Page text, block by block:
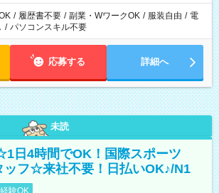
/ 履歴書不要 / 副業・WワークOK / 服装自由 / 電
/ パソコンスキル不要
応募する 詳細へ
未読
日4時間でOK！国際スポーツ
ッフ☆来社不要！日払いOK♪/N1
験OK